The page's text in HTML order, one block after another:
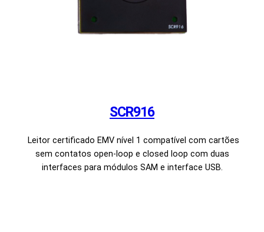
SCR916
Leitor certificado EMV nível 1 compatível com cartões
sem contatos open-loop e closed loop com duas
interfaces para módulos SAM e interface USB.